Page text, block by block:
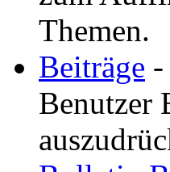
Themen.
Beiträge -
Benutzer